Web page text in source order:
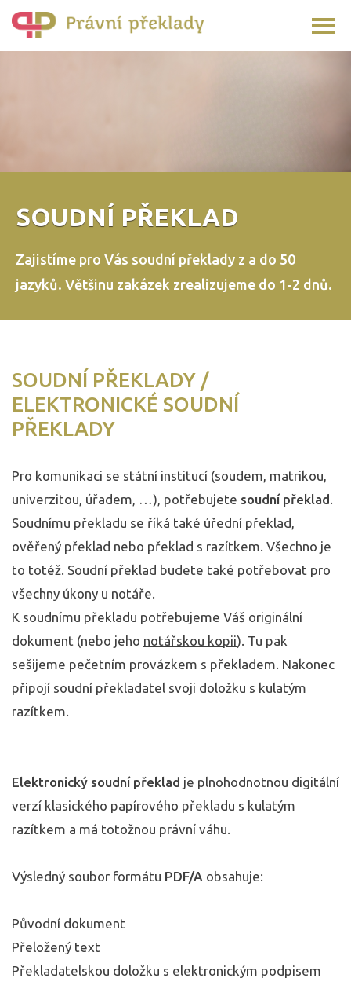
SOUDNÍ PŘEKLAD
Zajistíme pro Vás soudní překlady z a do 50
jazyků. Většinu zakázek zrealizujeme do 1-2 dnů.
SOUDNÍ PŘEKLADY /
ELEKTRONICKÉ SOUDNÍ
PŘEKLADY
Pro komunikaci se státní institucí (soudem, matrikou,
univerzitou, úřadem, …), potřebujete soudní překlad.
Soudnímu překladu se říká také úřední překlad,
ověřený překlad nebo překlad s razítkem. Všechno je
to totéž. Soudní překlad budete také potřebovat pro
všechny úkony u notáře.
K soudnímu překladu potřebujeme Váš originální
dokument (nebo jeho notářskou kopii). Tu pak
sešijeme pečetním provázkem s překladem. Nakonec
připojí soudní překladatel svoji doložku s kulatým
razítkem.
Elektronický soudní překlad je plnohodnotnou digitální
verzí klasického papírového překladu s kulatým
razítkem a má totožnou právní váhu.
Výsledný soubor formátu PDF/A obsahuje:
Původní dokument
Přeložený text
Překladatelskou doložku s elektronickým podpisem